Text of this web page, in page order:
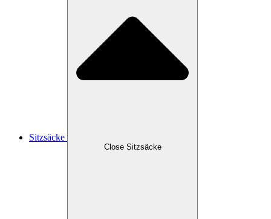
Sitzsäcke
Close Sitzsäcke